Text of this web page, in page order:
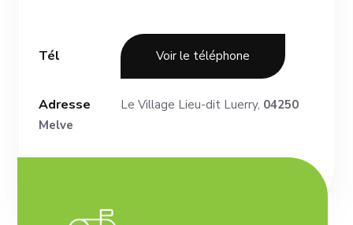
Tél Voir le téléphone
Adresse Le Village Lieu-dit Luerry, 04250
Melve